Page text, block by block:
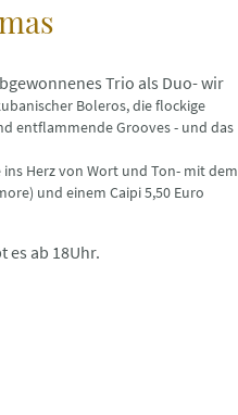
Trio als Duo- wir
Boleros, die flockige
entflammende Grooves - und das
Herz von Wort und Ton- mit dem
und einem Caipi 5,50 Euro
es ab 18Uhr.